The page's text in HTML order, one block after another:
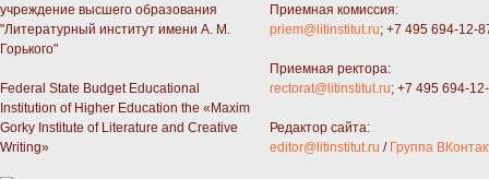
учреждение высшего образования
"Литературный институт имени А. М.
Горького"
Federal State Budget Educational
Institution of Higher Education the «Maxim
Gorky Institute of Literature and Creative
Writing»
Приемная комиссия:
priem@litinstitut.ru; +7 495 694-12-
Приемная ректора:
rectorat@litinstitut.ru; +7 495 694-
Редактор сайта:
editor@litinstitut.ru / Группа